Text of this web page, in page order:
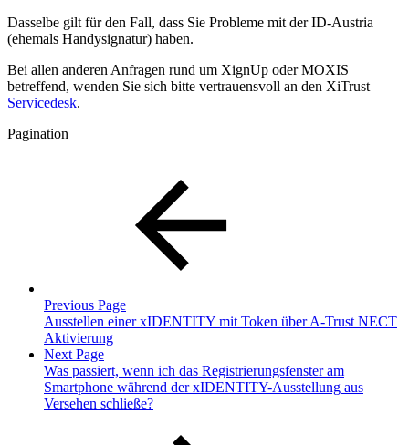
Dasselbe gilt für den Fall, dass Sie Probleme mit der ID-Austria
(ehemals Handysignatur) haben.
Bei allen anderen Anfragen rund um XignUp oder MOXIS
betreffend, wenden Sie sich bitte vertrauensvoll an den XiTrust
Servicedesk.
Pagination
Previous Page
Ausstellen einer xIDENTITY mit Token über A-Trust NECT
Aktivierung
Next Page
Was passiert, wenn ich das Registrierungsfenster am
Smartphone während der xIDENTITY-Ausstellung aus
Versehen schließe?